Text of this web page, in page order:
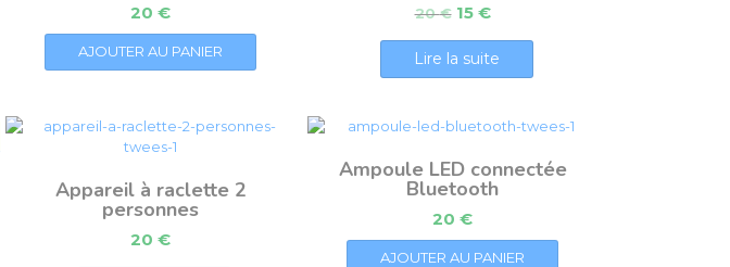
20€
AJOUTER AU PANIER
20€ 15 €
Lire la suite
Appareil à raclette 2
personnes
20€
Ampoule LED connectée
Bluetooth
20€
AJOUTER AU PANIER